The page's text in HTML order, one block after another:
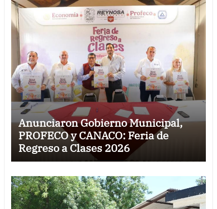
Anunciaron Gobierno Municipal,
PROFECO y CANACO: Feria de
Regreso a Clases 2026